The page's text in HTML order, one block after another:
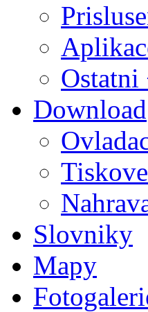
Ostatni
Download
Slovniky
Mapy